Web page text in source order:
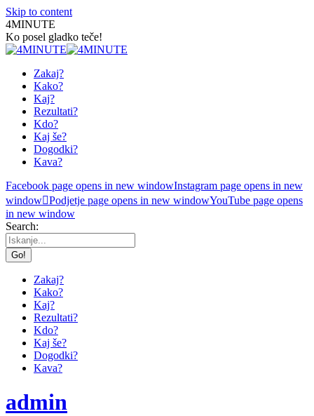
Skip to content
4MINUTE
Ko posel gladko teče!
Zakaj?
Kako?
Kaj?
Rezultati?
Kdo?
Kaj še?
Dogodki?
Kava?
Facebook page opens in new windowInstagram page opens in new
window Podjetje page opens in new windowYouTube page opens
in new window
Search:
Zakaj?
Kako?
Kaj?
Rezultati?
Kdo?
Kaj še?
Dogodki?
Kava?
admin